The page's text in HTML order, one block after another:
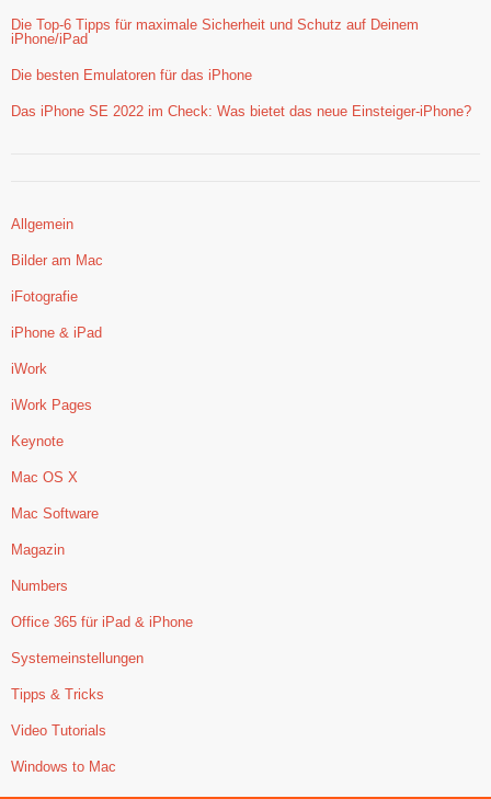
Die Top-6 Tipps für maximale Sicherheit und Schutz auf Deinem
iPhone/iPad
Die besten Emulatoren für das iPhone
Das iPhone SE 2022 im Check: Was bietet das neue Einsteiger-iPhone?
Allgemein
Bilder am Mac
iFotografie
iPhone & iPad
iWork
iWork Pages
Keynote
Mac OS X
Mac Software
Magazin
Numbers
Office 365 für iPad & iPhone
Systemeinstellungen
Tipps & Tricks
Video Tutorials
Windows to Mac